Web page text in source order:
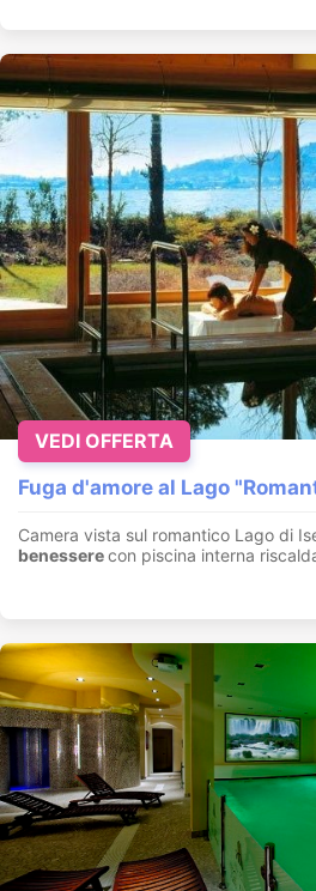
Fuga d'amore al Lago
Camera vista sul romantico Lago di
benesserecon piscina interna
VEDI OFFERTA